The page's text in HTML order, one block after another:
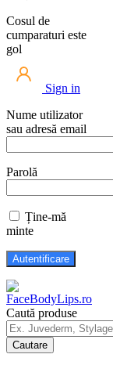
Cosul de
cumparaturi este
gol
Sign in
Nume utilizator
sau adresă email
Parolă
Ține-mă
minte
Caută produse